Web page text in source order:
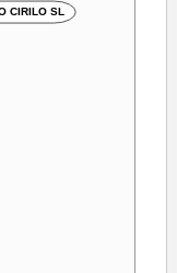
CIRILO SL